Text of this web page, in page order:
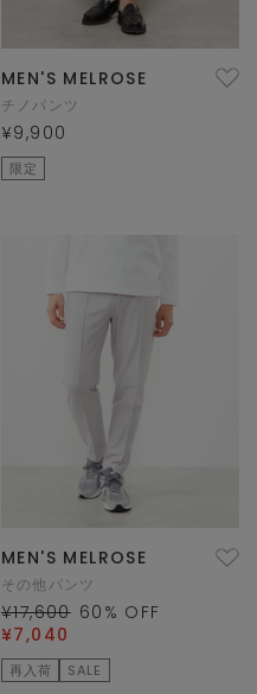
MEN'S MELROSE
チノパンツ
¥9,900
限定
MEN'S MELROSE
その他パンツ
¥17,600 60 % OFF
¥7,040
再入荷 SALE